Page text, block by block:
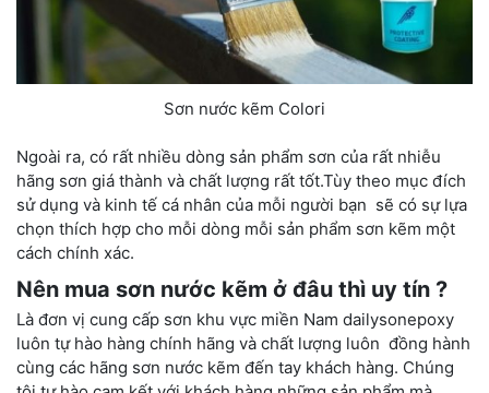
Sơn nước kẽm Colori
Ngoài ra, có rất nhiều dòng sản phẩm sơn của rất nhiễu
hãng sơn giá thành và chất lượng rất tốt.Tùy theo mục đích
sử dụng và kinh tế cá nhân của mỗi người bạn sẽ có sự lựa
chọn thích hợp cho mỗi dòng mỗi sản phẩm sơn kẽm một
cách chính xác.
Nên mua sơn nước kẽm ở đâu thì uy tín ?
Là đơn vị cung cấp sơn khu vực miền Nam dailysonepoxy
luôn tự hào hàng chính hãng và chất lượng luôn đồng hành
cùng các hãng sơn nước kẽm đến tay khách hàng. Chúng